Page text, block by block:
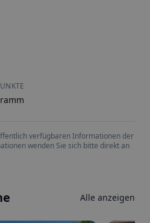
verfügbaren Informationen der
wenden Sie sich bitte direkt an
Alle anzeigen